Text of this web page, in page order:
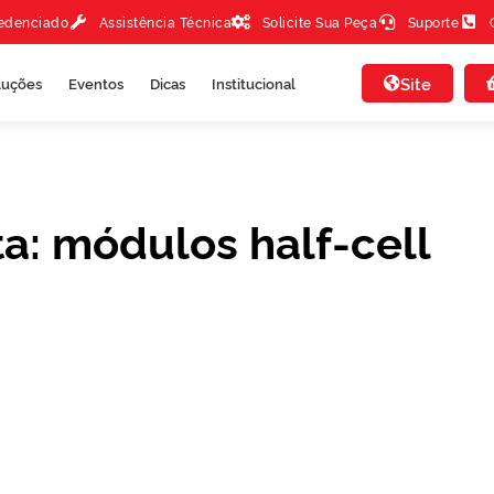
Assistência Técnica Solicite Sua Peça Suporte
Eventos Dicas Institucional Site
módulos half-cell